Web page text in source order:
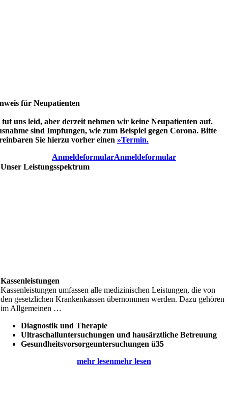
für Neupatienten
tut uns leid, aber derzeit nehmen wir keine Neupatienten auf.
sind Impfungen, wie zum Beispiel gegen Corona. Bitte
Sie hierzu vorher einen »Termin.
AnmeldeformularAnmeldeformular
Unser Leistungsspektrum
Kassenleistungen
Kassenleistungen umfassen alle medizinischen Leistungen, die von
den gesetzlichen Krankenkassen übernommen werden. Dazu gehören
im Allgemeinen …
Diagnostik und Therapie
Ultraschall­untersuchungen und hausärztliche Betreuung
Gesundheits­vorsorge­untersuchungen ü35
mehr lesenmehr lesen